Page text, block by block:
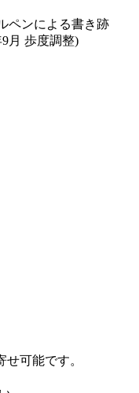
ペンによる書き跡
月 歩度調整)
可能です。